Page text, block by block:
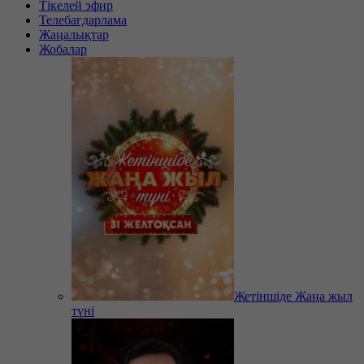
Тікелей эфир
Телебағдарлама
Жаңалықтар
Жобалар
Жетіншіде Жаңа жыл
түні